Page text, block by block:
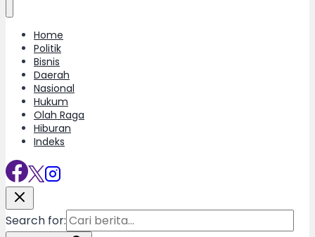
Home
Politik
Bisnis
Daerah
Nasional
Hukum
Olah Raga
Hiburan
Indeks
Search for: